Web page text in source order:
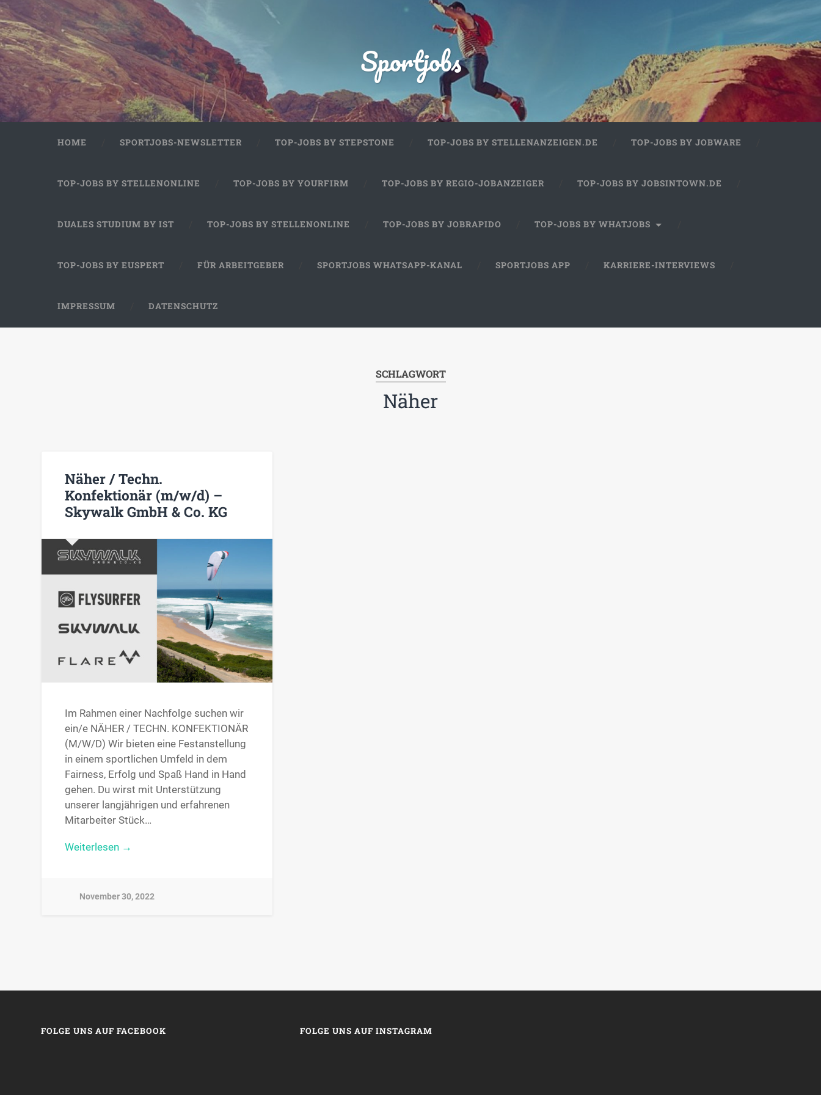
Sportjobs
HOME SPORTJOBS-NEWSLETTER TOP-JOBS BY STEPSTONE TOP-JOBS BY STELLENANZEIGEN.DE TOP-JOBS BY JOBWARE
TOP-JOBS BY STELLENONLINE TOP-JOBS BY YOURFIRM TOP-JOBS BY REGIO-JOBANZEIGER TOP-JOBS BY JOBSINTOWN.DE
DUALES STUDIUM BY IST TOP-JOBS BY STELLENONLINE TOP-JOBS BY JOBRAPIDO TOP-JOBS BY WHATJOBS
TOP-JOBS BY EUSPERT FÜR ARBEITGEBER SPORTJOBS WHATSAPP-KANAL SPORTJOBS APP KARRIERE-INTERVIEWS
IMPRESSUM DATENSCHUTZ
SCHLAGWORT
Näher
Näher / Techn.
Konfektionär (m/w/d) –
Skywalk GmbH & Co. KG
Im Rahmen einer Nachfolge suchen wir
ein/e NÄHER / TECHN. KONFEKTIONÄR
(M/W/D) Wir bieten eine Festanstellung
in einem sportlichen Umfeld in dem
Fairness, Erfolg und Spaß Hand in Hand
gehen. Du wirst mit Unterstützung
unserer langjährigen und erfahrenen
Mitarbeiter Stück…
Weiterlesen →
November 30, 2022
FOLGE UNS AUF FACEBOOK FOLGE UNS AUF INSTAGRAM